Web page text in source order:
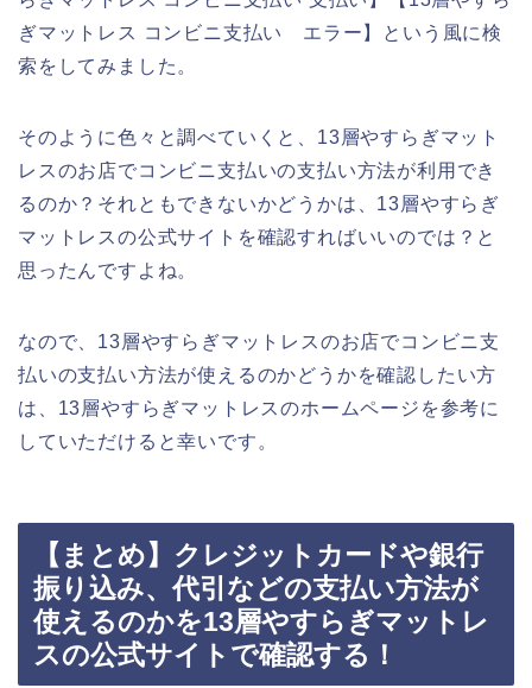
ぎマットレス コンビニ支払い エラー】という風に検
索をしてみました。
そのように色々と調べていくと、13層やすらぎマット
レスのお店でコンビニ支払いの支払い方法が利用でき
るのか？それともできないかどうかは、13層やすらぎ
マットレスの公式サイトを確認すればいいのでは？と
思ったんですよね。
なので、13層やすらぎマットレスのお店でコンビニ支
払いの支払い方法が使えるのかどうかを確認したい方
は、13層やすらぎマットレスのホームページを参考に
していただけると幸いです。
【まとめ】クレジットカードや銀行
振り込み、代引などの支払い方法が
使えるのかを13層やすらぎマットレ
スの公式サイトで確認する！